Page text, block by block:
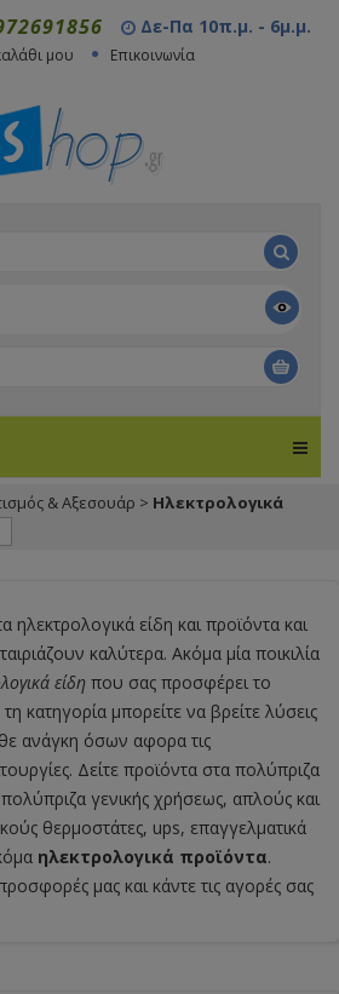
Δε-Πα 10π.μ. - 6μ.μ.
μου Επικοινωνία
& Αξεσουάρ > Ηλεκτρολογικά
ηλεκτρολογικά είδη και προϊόντα και
καλύτερα. Ακόμα μία ποικιλία
είδη που σας προσφέρει το
κατηγορία μπορείτε να βρείτε λύσεις
ανάγκη όσων αφορα τις
Δείτε προϊόντα στα πολύπριζα
γενικής χρήσεως, απλούς και
θερμοστάτες, ups, επαγγελματικά
ηλεκτρολογικά προϊόντα.
μας και κάντε τις αγορές σας